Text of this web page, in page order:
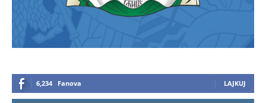
6,234 Fanova LAJKUJ